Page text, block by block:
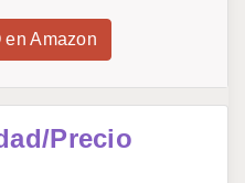
en Amazon
Precio